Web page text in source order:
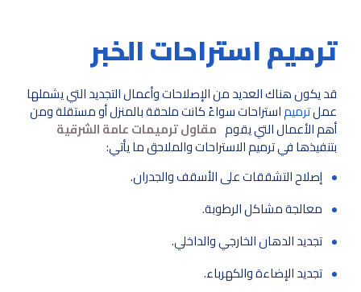
ترميم استراحات الخبر
قد يكون هناك العديد من الإصلاحات وأعمال التجديد التي يشملها
عملترميماستراحات سواءً كانت ملحقة بالمنزل أو مستقلة ومن
أهم الأعمال التي يقوم مقاول ترميمات عامة الشرقية
بتنفيذها في ترميم الاستراحات والملاحق ما يأتي:
إصلاح التشققات على الأسقف والجدران.
معالجة مشاكل الرطوبة.
تجديد الدهان الخارجي والداخلي.
تجديد الإضاءة والكهرباء.